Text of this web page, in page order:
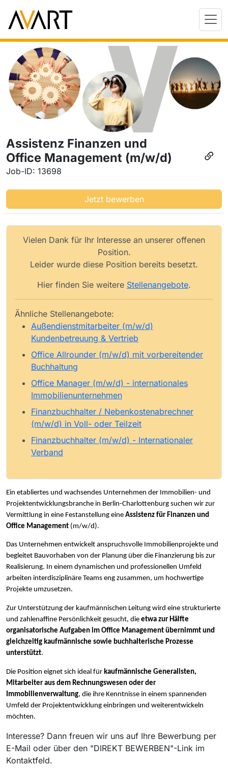
Assistenz Finanzen und
Office Management (m/w/d)
Job-ID: 13698
Jetzt bewerben
Vielen Dank für Ihr Interesse an unserer offenen
Position.
Leider wurde diese Position bereits besetzt.
Hier finden Sie weitere Stellenangebote.
Ähnliche Stellenangebote:
Außendienstmitarbeiter (m/w/d)
Kundenbetreuung & Vertrieb
Office Allrounder (m/w/d) mit vorbereitender
Buchhaltung
Office Manager (m/w/d) - internationales
Immobilienunternehmen
Finanzbuchhalter / Nebenkostenabrechner
(m/w/d) in Voll- oder Teilzeit
Finanzbuchhalter (m/w/d) - Internationaler
Verband
Ein etabliertes und wachsendes Unternehmen der Immobilien- und
Projektentwicklungsbranche in Berlin-Charlottenburg suchen wir zur
Vermittlung in eine Festanstellung eine Assistenz für Finanzen und
Office Management (m/w/d).
Das Unternehmen entwickelt anspruchsvolle Immobilienprojekte und
begleitet Bauvorhaben von der Planung über die Finanzierung bis zur
Realisierung. In einem dynamischen und professionellen Umfeld
arbeiten interdisziplinäre Teams eng zusammen, um hochwertige
Projekte umzusetzen.
Zur Unterstützung der kaufmännischen Leitung wird eine strukturierte
und zahlenaffine Persönlichkeit gesucht, die etwa zur Hälfte
organisatorische Aufgaben im Office Management übernimmt und
gleichzeitig kaufmännische sowie buchhalterische Prozesse
unterstützt.
Die Position eignet sich ideal für kaufmännische Generalisten,
Mitarbeiter aus dem Rechnungswesen oder der
Immobilienverwaltung, die ihre Kenntnisse in einem spannenden
Umfeld der Projektentwicklung einbringen und weiterentwickeln
möchten.
Interesse? Dann freuen wir uns auf Ihre Bewerbung per
E-Mail oder über den "DIREKT BEWERBEN"-Link im
Kontaktfeld.